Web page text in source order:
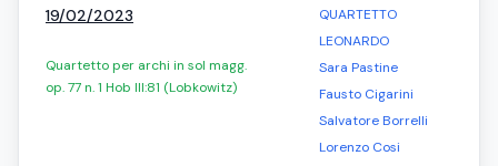
19/02/2023
Quartetto per archi in sol magg.
op. 77 n. 1 Hob III:81 (Lobkowitz)
QUARTETTO
LEONARDO
Sara Pastine
Fausto Cigarini
Salvatore Borrelli
Lorenzo Cosi